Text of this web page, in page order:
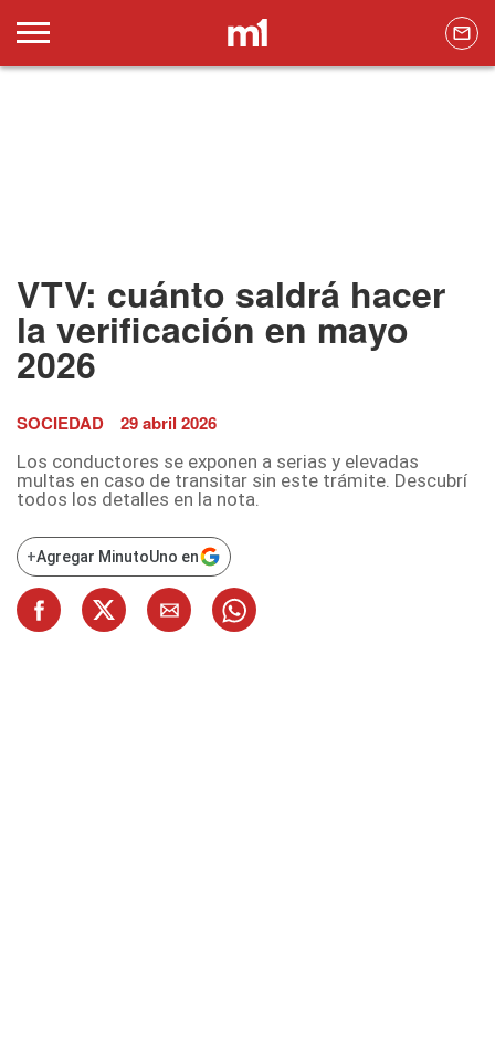
VTV: cuánto saldrá hacer
la verificación en mayo
2026
SOCIEDAD 29 abril 2026
Los conductores se exponen a serias y elevadas
multas en caso de transitar sin este trámite. Descubrí
todos los detalles en la nota.
+Agregar MinutoUno en